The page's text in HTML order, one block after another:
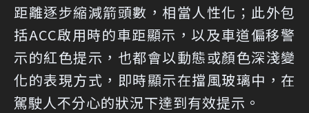
距離逐步縮減箭頭數，相當人性化；此外包
括ACC啟用時的車距顯示，以及車道偏移警
示的紅色提示，也都會以動態或顏色深淺變
化的表現方式，即時顯示在擋風玻璃中，在
駕駛人不分心的狀況下達到有效提示。